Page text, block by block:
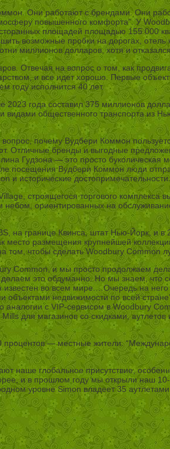
Они работают с брендами. Они
повышенного комфорта”. У
площадей площадью 155 000
возможные пробки на дорогах,
миллионов долларов, хотя и
Отвечая на вопрос о том, как
и все идет хорошо. Первые
году исполнится 40 лет.
года составил 375 миллионов
общественного транспорта из
почему Вудбери Коммон
Отличные бренды и выгодные
Гудзона — это просто буколическая
посещения Вудбери Коммон люди
и исторические достопримечательности.
строящегося торгового
ориентированных на
границе Квинса, штат Нью-Йорк, и в
место размещения крупнейшей
том, чтобы сделать Woodbury Common
и мы просто продолжаем
это обдуманно. Но мы знаем, что
во всем мире.…Очередь на него
недвижимости по всей
с VIP-сервисом в Woodbury
для магазинов со скидками,
— местные жители.
наше глобальное присутствие,
и в прошлом году мы открыли наш
уровне Simon владеет 35